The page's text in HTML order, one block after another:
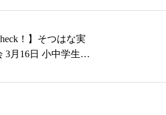
！】そつはな実
3月16日 小中学生の
9カ所で花火の打ち